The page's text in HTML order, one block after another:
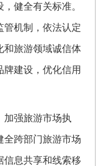
健全有关标准。
管机制，依法认定
和旅游领域诚信体
建设，优化信用
加强旅游市场执
全跨部门旅游市场
信息共享和线索移